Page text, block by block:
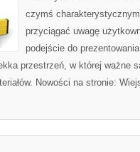
czymś
przyciągać uwagę
podejście do
przestrzeń, w której ważne
Nowości na stronie: